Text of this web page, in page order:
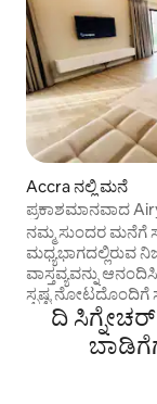
Accra ನಲ್ಲಿ ಮನೆ
ಪ್ರಕಾಶಮಾನವಾದ
Addo
ನಮ್ಮ ಸುಂದರ ಮನೆಗೆ
ಮಧ್ಯಭಾಗದಲ್ಲಿರುವ
ವಾಸ್ತವ್ಯವನ್ನು
ಸ್ಪಷ್ಟ ನೋಟದೊಂದಿಗೆ
ನೈಸರ್ಗಿಕ ಬೆಳಕನ್ನು
ವಿನ್ಯಾಸಗೊಳಿಸಲಾಗಿದೆ.
ಮತ್ತು ಸಂಪರ್ಕಿಸಲು
ದಿ